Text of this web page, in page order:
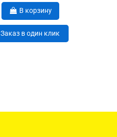
В корзину
Заказ в один клик